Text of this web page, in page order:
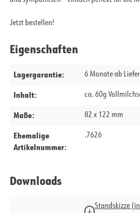
Jetzt bestellen!
Eigenschaften
Lagergarantie: 6 Monate ab
Inhalt: ca. 60g
Maße: 82 x 122 mm
Ehemalige
Artikelnummer:
.7626
Downloads
Standskizze